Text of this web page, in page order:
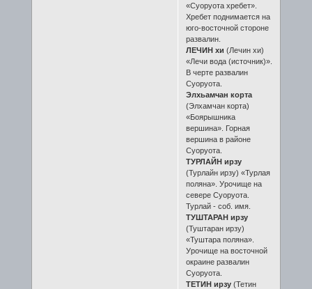
«Суоруота хребет».
Хребет поднимается на
юго-восточной стороне
развалин.
ЛЕЧИН хи (Лечин хи)
«Лечи вода (источник)».
В черте развалин
Суоруота.
Элхьамчан корта
(Элхамчан корта)
«Боярышника
вершина». Горная
вершина в районе
Суоруота.
ТУРЛАЙН ирзу
(Турлайн ирзу) «Турлая
поляна». Урочище на
севере Суоруота.
Турлай - соб. имя.
ТУШТАРАН ирзу
(Туштаран ирзу)
«Туштара поляна».
Урочище на восточной
окраине развалин
Суоруота.
ТЕТИН ирзу(Тетин